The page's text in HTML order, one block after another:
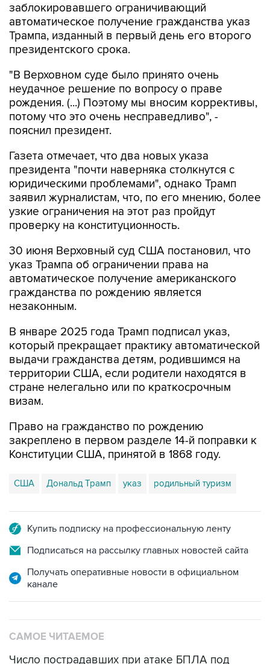
заблокировавшего ограничивающий
автоматическое получение гражданства указ
Трампа, изданный в первый день его второго
президентского срока.
"В Верховном суде было принято очень
неудачное решение по вопросу о праве
рождения. (...) Поэтому мы вносим коррективы,
потому что это очень несправедливо", -
пояснил президент.
Газета отмечает, что два новых указа
президента "почти наверняка столкнутся с
юридическими проблемами", однако Трамп
заявил журналистам, что, по его мнению, более
узкие ограничения на этот раз пройдут
проверку на конституционность.
30 июня Верховный суд США постановил, что
указ Трампа об ограничении права на
автоматическое получение американского
гражданства по рождению является
незаконным.
В январе 2025 года Трамп подписал указ,
который прекращает практику автоматической
выдачи гражданства детям, родившимся на
территории США, если родители находятся в
стране нелегально или по краткосрочным
визам.
Право на гражданство по рождению
закреплено в первом разделе 14-й поправки к
Конституции США, принятой в 1868 году.
США Дональд Трамп указ родильный туризм
Купить подписку на профессиональную ленту
Подписаться на рассылку главных новостей сайта
Получать оперативные новости в официальном
канале
САМОЕ ЧИТАЕМОЕ
Число пострадавших при атаке БПЛА под